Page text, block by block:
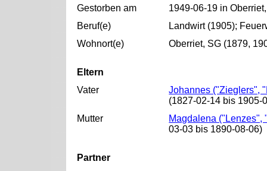
Gestorben am
1949-06-19 in
Beruf(e)
Landwirt (1905);
Wohnort(e)
Oberriet, SG (1879,
Eltern
Vater
Johannes ("Zieglers",
(1827-02-14 bis 1905-
Mutter
Magdalena ("Lenzes",
03-03 bis 1890-08-06)
Partner